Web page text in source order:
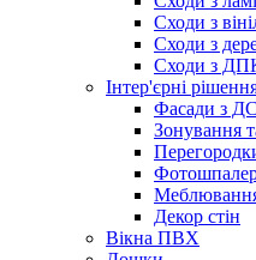
Сходи з
Сходи з
Сходи з
Інтер'єрні
Фасади з
Зонування
Декор стін
Вікна ПВХ